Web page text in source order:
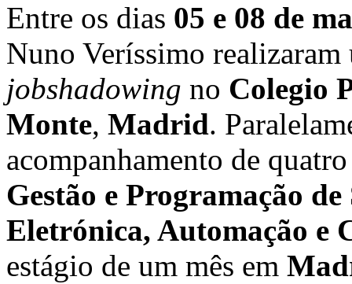
Entre os dias 05 e 08 de
Nuno Veríssimo
jobshadowing no Colegio
Monte, Madrid.
acompanhamento de
Gestão e Programação
Eletrónica, Automação e
estágio de um mês em